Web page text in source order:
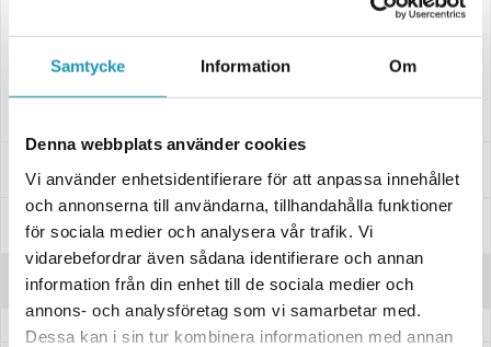
Samtycke Information Om
Denna webbplats använder cookies
Vi använder enhetsidentifierare för att anpassa innehållet
och annonserna till användarna, tillhandahålla funktioner
för sociala medier och analysera vår trafik. Vi
vidarebefordrar även sådana identifierare och annan
information från din enhet till de sociala medier och
annons- och analysföretag som vi samarbetar med.
Dessa kan i sin tur kombinera informationen med annan
Adapteren lar deg også skyve plogen eller skuffen ned i bakken med
det trykket som den hydrauliske sylinderen tillater.
Inkluderer monteringsdetaljer for å feste adapteren til din ATV samt
løkke for å feste hydraulisk sylinder til plog/skuffe selges separat.
Passer til disse modellene
Spesifikasjoner
Anmeldelser